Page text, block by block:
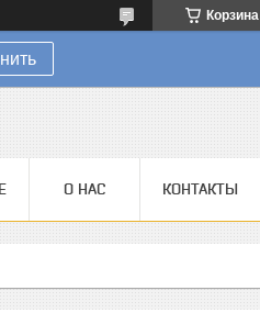
Корзина
О НАС КОНТАКТЫ